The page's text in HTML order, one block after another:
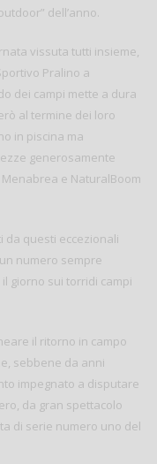
dell’anno.
vissuta tutti insieme,
Pralino a
dei campi mette a dura
al termine dei loro
in piscina ma
generosamente
e NaturalBoom
da questi eccezionali
numero sempre
giorno sui torridi campi
il ritorno in campo
sebbene da anni
impegnato a disputare
da gran spettacolo
di serie numero uno del